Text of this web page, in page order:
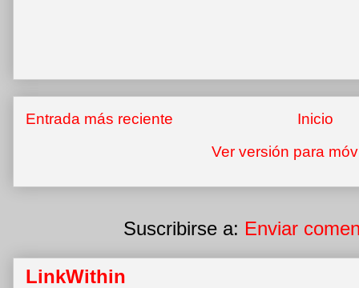
Entrada más reciente
Inicio
Ver versión para
Suscribirse a: Enviar
LinkWithin